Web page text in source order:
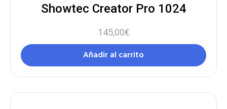
Showtec Creator Pro 1024
145,00€
Añadir al carrito